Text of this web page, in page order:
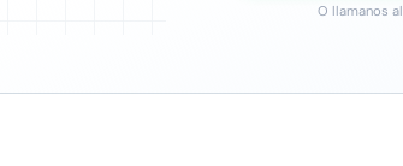
O llamanos al